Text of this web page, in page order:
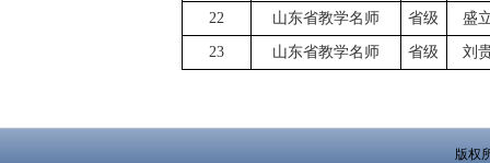
22 山东省教学名师 省级 盛
23 山东省教学名师 省级 刘
版权